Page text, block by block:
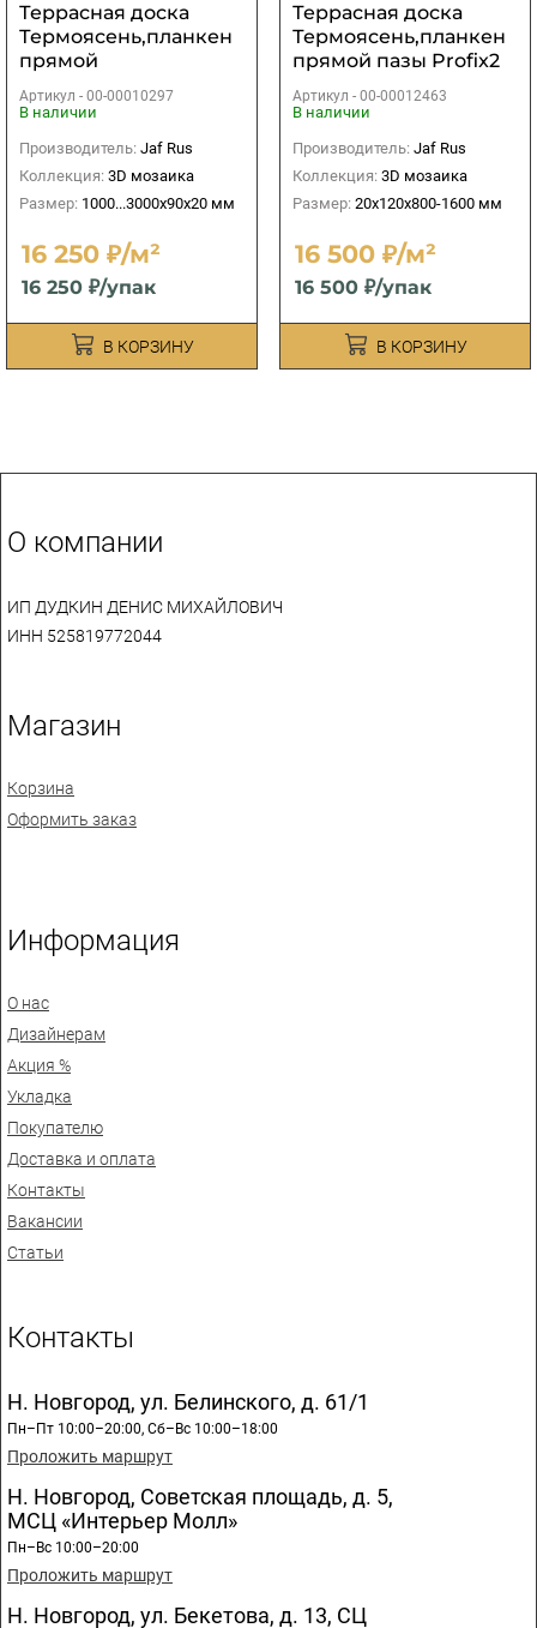
Террасная доска
Термоясень,планкен
прямой
профиль,экстра
20х90х1000...3000 мм
Артикул - 00-00010297
В наличии
Производитель: Jaf Rus
Коллекция: 3D мозаика
Размер: 1000...3000х90х20 мм
16 250 ₽/м²
16 250 ₽/упак
В КОРЗИНУ
Террасная доска
Термоясень,планкен
прямой пазы Profix2
20х120х900-3000 мм
Артикул - 00-00012463
В наличии
Производитель: Jaf Rus
Коллекция: 3D мозаика
Размер: 20х120х800-1600 мм
16 500 ₽/м²
16 500 ₽/упак
В КОРЗИНУ
О компании
ИП ДУДКИН ДЕНИС МИХАЙЛОВИЧ
ИНН 525819772044
Магазин
Корзина
Оформить заказ
Информация
О нас
Дизайнерам
Акция %
Укладка
Покупателю
Доставка и оплата
Контакты
Вакансии
Статьи
Контакты
Н. Новгород, ул. Белинского, д. 61/1
Пн–Пт 10:00–20:00, Сб–Вс 10:00–18:00
Проложить маршрут
Н. Новгород, Советская площадь, д. 5,
МСЦ «Интерьер Молл»
Пн–Вс 10:00–20:00
Проложить маршрут
Н. Новгород, ул. Бекетова, д. 13, СЦ